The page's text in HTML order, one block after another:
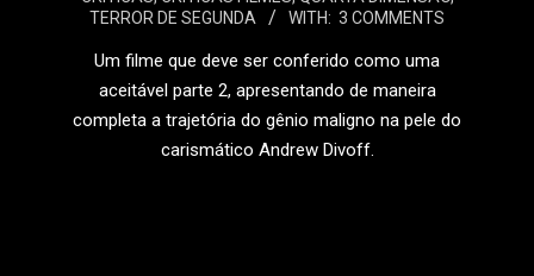
06-
TERROR DE SEGUNDA
WITH: 3 COMMENTS
Um filme que deve ser conferido como uma
aceitável parte 2, apresentando de maneira
completa a trajetória do gênio maligno na pele do
carismático Andrew Divoff.